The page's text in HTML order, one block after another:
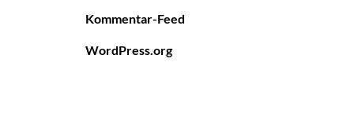
Kommentar-Feed
WordPress.org